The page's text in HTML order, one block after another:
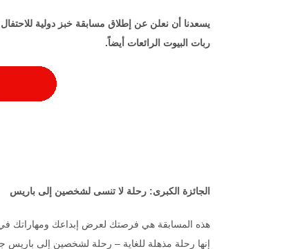
يسعدنا أن نعلن عن إطلاق مسابقة خبز دولية
ربات البيوت الرائعات أيضاً.
الجائزة الكبرى: رحلة لا تنسى لشخصين إلى باريس
هذه المسابقة هي فرصتك لعرض إبداعك ومهاراتك في
إنها رحلة مذهلة للغاية – رحلة لشخصين إلى باريس